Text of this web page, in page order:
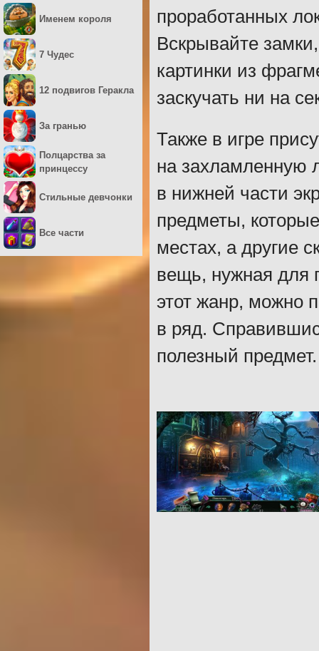
проработанных
Вскрывайте
картинки из
заскучать ни на
Также в игре
на захламленную
в нижней части
предметы,
местах, а другие
вещь, нужная для
этот жанр, можно
в ряд.
полезный предмет.
Именем короля
7 Чудес
12 подвигов Геракла
За гранью
Полцарства за
принцессу
Стильные девчонки
Все части